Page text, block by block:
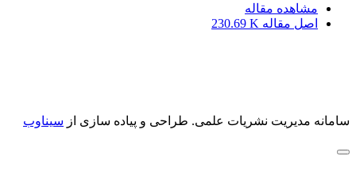
مشاهده مقاله
اصل مقاله 230.69 K
سامانه مدیریت نشریات علمی. طراحی و پیاده سازی از سیناوب